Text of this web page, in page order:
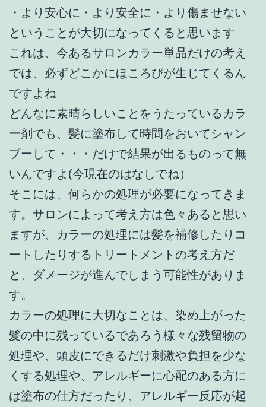
・より安心に・より安全に・より傷ませない
ということが大切になってくると思います
これは、今あるサロンカラー単品だけの考え
では、必ずどこかにほころびが生じてくるん
ですよね
どんなに素晴らしいことをうたっているカラ
ー剤でも、髪に塗布して時間をおいてシャン
プーして・・・だけで結果が出るものって無
いんですよ(今現在のはなしでね）
そこには、何らかの処理が必要になってきま
す。サロンによって考え方は色々あると思い
ますが、カラーの処理には髪を補修したりコ
ートしたりするトリートメントの考え方だ
と、ダメージが進んでしまう可能性がありま
す。
カラーの処理に大切なことは、染め上がった
髪の中に残っているであろう様々な残留物の
処理や、頭皮にできるだけ刺激や負担を少な
くする処理や、アレルギーに心配のある方に
は塗布の仕方だったり、アレルギー反応が起